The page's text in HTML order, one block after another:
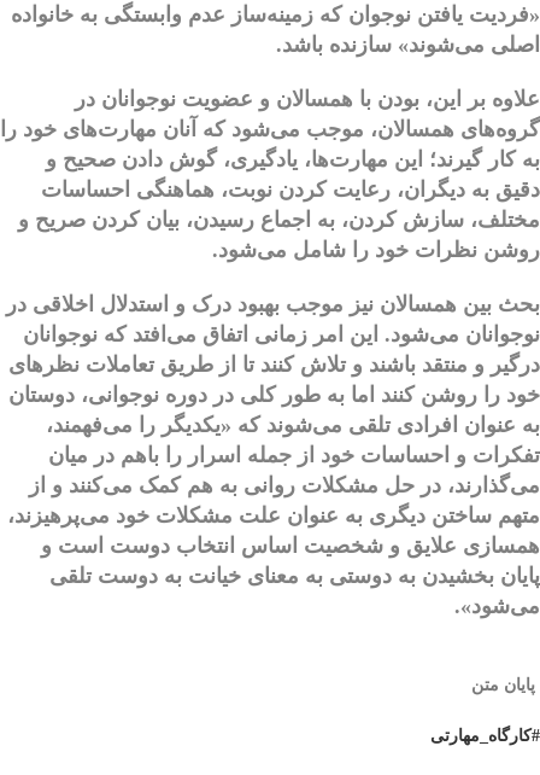
«فردیت یافتن نوجوان که زمینه‌ساز عدم وابستگی به خانواده
اصلی می‌شوند» سازنده باشد.
علاوه بر این، بودن با همسالان و عضویت نوجوانان در
گروه‌های همسالان، موجب می‌شود که آنان مهارت‌های خود را
به کار گیرند؛ این مهارت‌ها، یادگیری، گوش دادن صحیح و
دقیق به دیگران، رعایت کردن نوبت، هماهنگی احساسات
مختلف،‌ سازش کردن، به اجماع رسیدن، بیان کردن صریح و
روشن نظرات خود را شامل می‌شود.
بحث بین همسالان نیز موجب بهبود درک و استدلال اخلاقی در
نوجوانان می‌شود. این امر زمانی اتفاق می‌افتد که نوجوانان
درگیر و منتقد باشند و تلاش کنند تا از طریق تعاملات نظرهای
خود را روشن کنند اما به طور کلی در دوره نوجوانی، دوستان
به عنوان افرادی تلقی می‌شوند که «یکدیگر را می‌فهمند،
تفکرات و احساسات خود از جمله اسرار را باهم در میان
می‌گذارند، در حل مشکلات روانی به هم کمک می‌کنند و از
متهم ساختن دیگری به عنوان علت مشکلات خود می‌پرهیزند،
همسازی علایق و شخصیت اساس انتخاب دوست است و
پایان بخشیدن به دوستی به معنای خیانت به دوست تلقی
می‌شود».
پایان متن
#کارگاه_مهارتی